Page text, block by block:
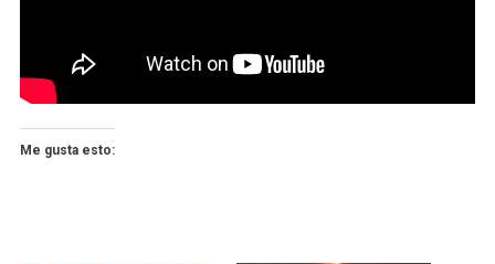
Me gusta esto: